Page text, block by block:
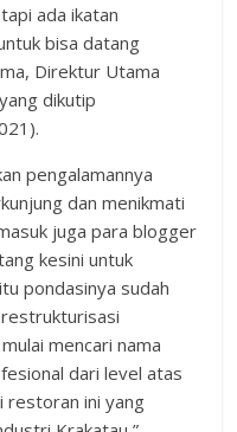
ada ikatan
bisa datang
Direktur Utama
dikutip
pengalamannya
dan menikmati
juga para blogger
kesini untuk
pondasinya sudah
mencari nama
dari level atas
restoran ini yang